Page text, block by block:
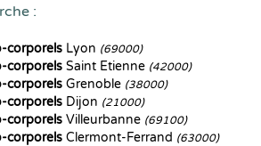
:
corporels Lyon (69000)
corporels Saint Etienne (42000)
corporels Grenoble (38000)
corporels Dijon (21000)
corporels Villeurbanne (69100)
corporels Clermont-Ferrand (63000)